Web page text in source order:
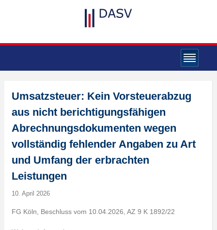
Umsatzsteuer: Kein Vorsteuerabzug
aus nicht berichtigungsfähigen
Abrechnungsdokumenten wegen
vollständig fehlender Angaben zu Art
und Umfang der erbrachten
Leistungen
10. April 2026
FG Köln, Beschluss vom 10.04.2026, AZ 9 K 1892/22